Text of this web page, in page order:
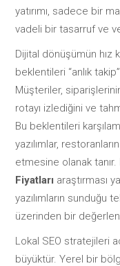
yatırımı, sadece bir
vadeli bir tasarruf ve
Dijital dönüşümün hız
beklentileri “anlık
Müşteriler,
rotayı izlediğini ve
Bu beklentileri
yazılımlar,
etmesine olanak tanır.
Fiyatları araştırması
yazılımların sunduğu
üzerinden bir
Lokal SEO stratejileri
büyüktür. Yerel bir